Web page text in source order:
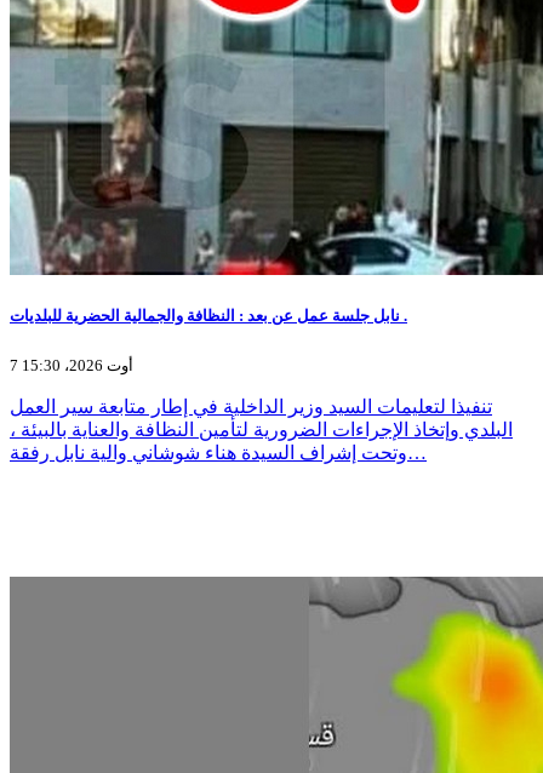
نابل جلسة عمل عن بعد : النظافة والجمالية الحضرية للبلديات .
7 أوت 2026، 15:30
تنفيذا لتعليمات السيد وزير الداخلية في إطار متابعة سير العمل
البلدي وإتخاذ الإجراءات الضرورية لتأمين النظافة والعناية بالبيئة ،
وتحت إشراف السيدة هناء شوشاني والية نابل رفقة…